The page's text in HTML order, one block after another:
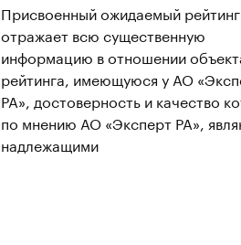
Присвоенный ожидаемый рейтинг
отражает всю существенную
информацию в отношении
рейтинга, имеющуюся у АО
РА», достоверность и качество
по мнению АО «Эксперт РА»,
надлежащими